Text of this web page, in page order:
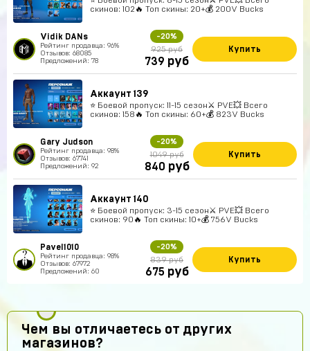
скинов: 102🔥 Топ скины: 20+💰 200V Bucks
Vidik DANs
Рейтинг продавца: 96%
Отзывов: 68085
Предложений: 78
-20%
925 руб
739 руб
Купить
Аккаунт 139
⭐️ Боевой пропуск: 11-15 сезон⚔️ PVE💥 Всего
скинов: 158🔥 Топ скины: 60+💰 823V Bucks
Gary Judson
Рейтинг продавца: 98%
Отзывов: 67741
Предложений: 92
-20%
1049 руб
840 руб
Купить
Аккаунт 140
⭐️ Боевой пропуск: 3-15 сезон⚔️ PVE💥 Всего
скинов: 90🔥 Топ скины: 10+💰 756V Bucks
Pavel1010
Рейтинг продавца: 98%
Отзывов: 67972
Предложений: 60
-20%
839 руб
675 руб
Купить
Чем вы отличаетесь от других
магазинов?